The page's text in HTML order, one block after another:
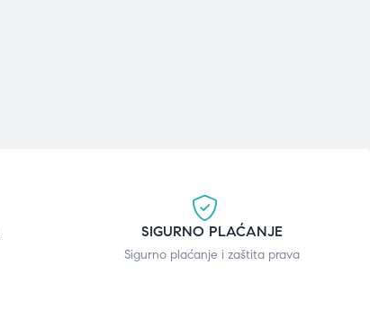
SIGURNO PLAĆANJE
Sigurno plaćanje i zaštita prava